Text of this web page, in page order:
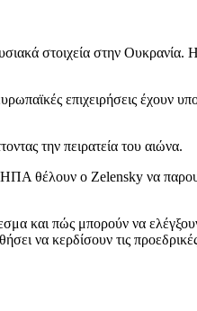
στοιχεία στην Ουκρανία.
επιχειρήσεις έχουν
την πειρατεία του αιώνα.
θέλουν ο Zelensky να
και πώς μπορούν να
να κερδίσουν τις